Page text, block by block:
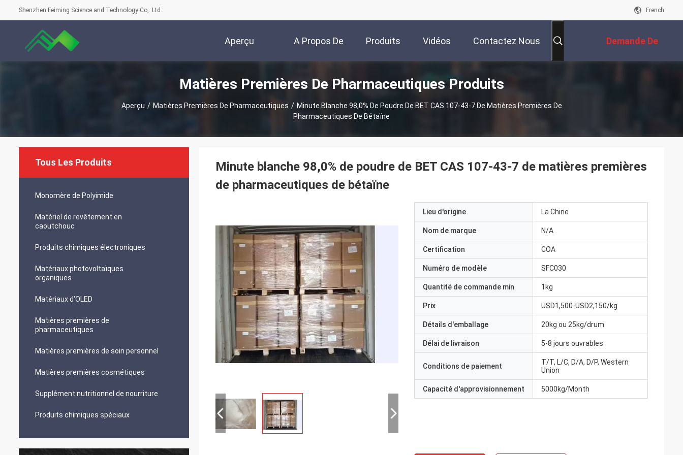
Shenzhen Feiming Science and Technology Co,. Ltd. French
Aperçu A Propos De
Nous
Produits Vidéos Contactez Nous Demande De
Soumission
Matières Premières De Pharmaceutiques Produits
Aperçu / Matières Premières De Pharmaceutiques / Minute Blanche 98,0% De Poudre De BET CAS 107-43-7 De Matières Premières De
Pharmaceutiques De Bétaïne
Tous Les Produits
Monomère de Polyimide
Matériel de revêtement en
caoutchouc
Produits chimiques électroniques
Matériaux photovoltaïques
organiques
Matériaux d'OLED
Matières premières de
pharmaceutiques
Matières premières de soin personnel
Matières premières cosmétiques
Supplément nutritionnel de nourriture
Produits chimiques spéciaux
Minute blanche 98,0% de poudre de BET CAS 107-43-7 de matières premières
de pharmaceutiques de bétaïne
Lieu d'origine La Chine
Nom de marque N/A
Certification COA
Numéro de modèle SFC030
Quantité de commande min 1kg
Prix USD1,500-USD2,150/kg
Détails d'emballage 20kg ou 25kg/drum
Délai de livraison 5-8 jours ouvrables
Conditions de paiement
T/T, L/C, D/A, D/P, Western
Union
Capacité d'approvisionnement 5000kg/Month